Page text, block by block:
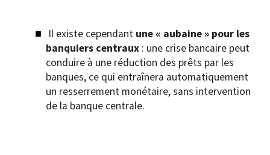
Il existe cependant une « aubaine » pour les
banquiers centraux : une crise bancaire peut
conduire à une réduction des prêts par les
banques, ce qui entraînera automatiquement
un resserrement monétaire, sans intervention
de la banque centrale.